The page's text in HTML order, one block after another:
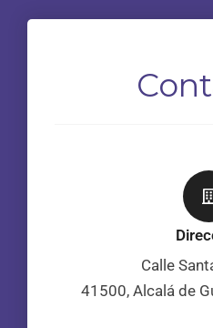
Calle
41500, Alcalá de